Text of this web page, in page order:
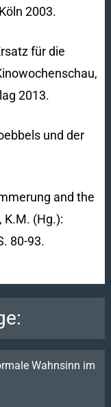
2003.
für die
2013.
und der
and the
K.M. (Hg.):
80-93.
Wahnsinn im